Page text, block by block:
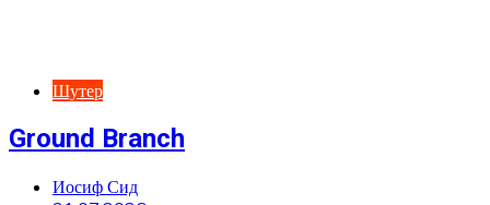
Шутер
Ground Branch
Иосиф Сид